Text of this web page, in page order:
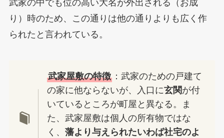
武家の中でも位の高い大名が外出される（お成
り）時のため、この通りは他の通りよりも広く作
られたと言われている。
武家屋敷の特徴 ：武家のための戸建て
の家に他ならないが、入口に玄関が付
いているところが町屋と異なる。ま
た、武家屋敷は個人の所有物ではな
く、藩より与えられたいわば社宅のよ